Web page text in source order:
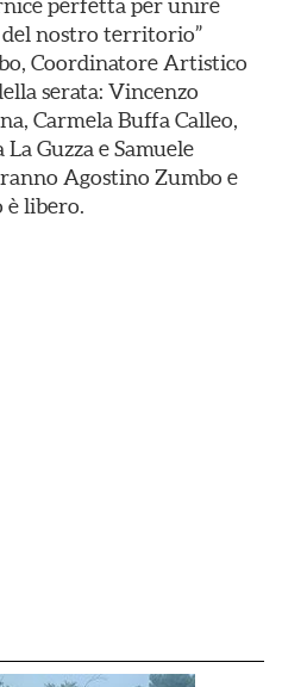
perfetta per unire
del nostro territorio”
Coordinatore Artistico
serata: Vincenzo
Carmela Buffa Calleo,
Guzza e Samuele
Agostino Zumbo e
è libero.